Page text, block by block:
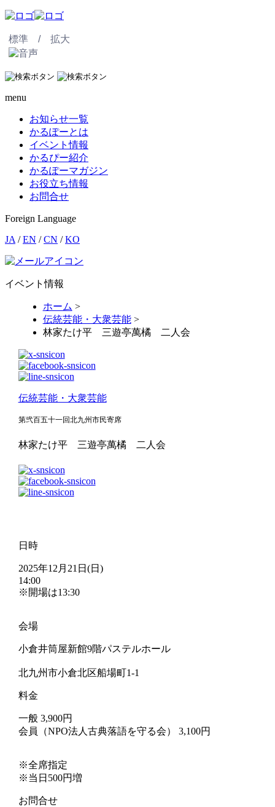
標準 / 拡大
menu
お知らせ一覧
かるぽーとは
イベント情報
かるぴー紹介
かるぽーマガジン
お役立ち情報
お問合せ
Foreign Language
JA /EN /CN /KO
イベント情報
ホーム >
伝統芸能・大衆芸能>
林家たけ平 三遊亭萬橘 二人会
伝統芸能・大衆芸能
第弐百五十一回北九州市民寄席
林家たけ平 三遊亭萬橘 二人会
日時
2025年12月21日(日)
14:00
※開場は13:30
会場
小倉井筒屋新館9階パステルホール
北九州市小倉北区船場町1-1
料金
一般 3,900円
会員（NPO法人古典落語を守る会） 3,100円
※全席指定
※当日500円増
お問合せ